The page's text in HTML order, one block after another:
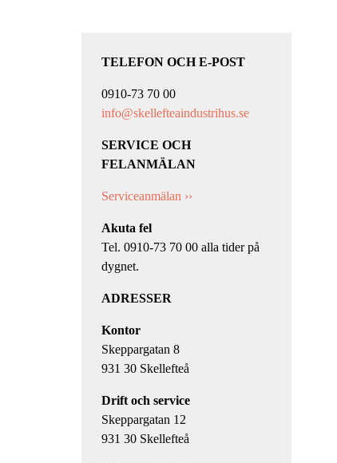
TELEFON OCH E-POST
0910-73 70 00
info@skellefteaindustrihus.se
SERVICE OCH
FELANMÄLAN
Serviceanmälan ››
Akuta fel
Tel. 0910-73 70 00 alla tider på
dygnet.
ADRESSER
Kontor
Skeppargatan 8
931 30 Skellefteå
Drift och service
Skeppargatan 12
931 30 Skellefteå